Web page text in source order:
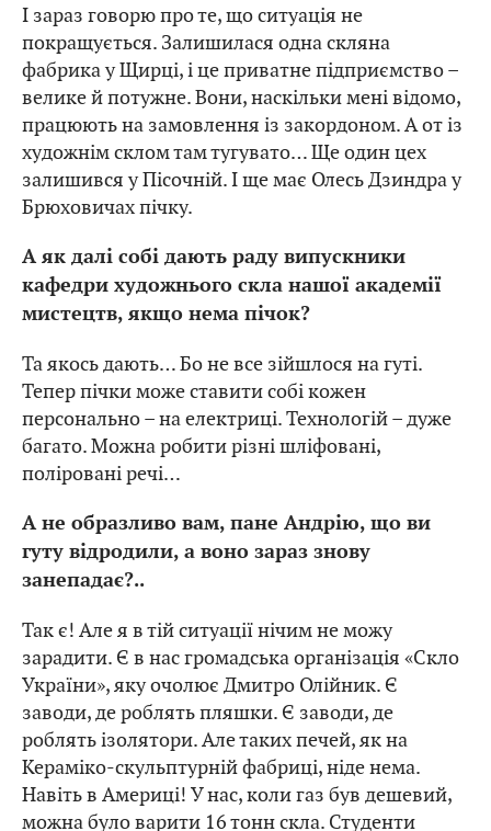
І зараз говорю про те, що ситуація не
покращується. Залишилася одна скляна
фабрика у Щирці, і це приватне підприємство –
велике й потужне. Вони, наскільки мені відомо,
працюють на замовлення із закордоном. А от із
художнім склом там тугувато… Ще один цех
залишився у Пісочній. І ще має Олесь Дзиндра у
Брюховичах пічку.
А як далі собі дають раду випускники
кафедри художнього скла нашої академії
мистецтв, якщо нема пічок?
Та якось дають… Бо не все зійшлося на гуті.
Тепер пічки може ставити собі кожен
персонально – на електриці. Технологій – дуже
багато. Можна робити різні шліфовані,
поліровані речі…
А не образливо вам, пане Андрію, що ви
гуту відродили, а воно зараз знову
занепадає?..
Так є! Але я в тій ситуації нічим не можу
зарадити. Є в нас громадська організація «Скло
України», яку очолює Дмитро Олійник. Є
заводи, де роблять пляшки. Є заводи, де
роблять ізолятори. Але таких печей, як на
Кераміко-скульптурній фабриці, ніде нема.
Навіть в Америці! У нас, коли газ був дешевий,
можна було варити 16 тонн скла. Студенти